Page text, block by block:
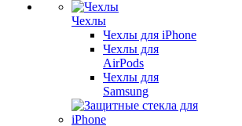
Чехлы
Чехлы для iPhone
Чехлы для
AirPods
Чехлы для
Samsung